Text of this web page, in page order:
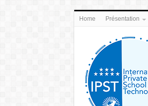
Home Présentation